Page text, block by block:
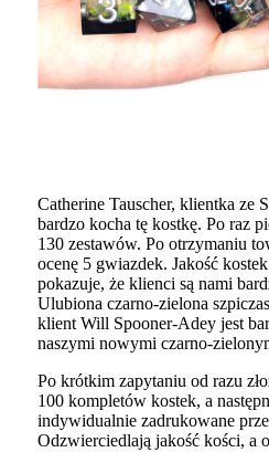
Catherine Tauscher, klientka ze
bardzo kocha tę kostkę. Po raz
130 zestawów. Po otrzymaniu
ocenę 5 gwiazdek. Jakość
pokazuje, że klienci są nami
Ulubiona czarno-zielona
klient Will Spooner-Adey jest
naszymi nowymi czarno-
Po krótkim zapytaniu od razu
100 kompletów kostek, a
indywidualnie zadrukowane
Odzwierciedlają jakość kości, a